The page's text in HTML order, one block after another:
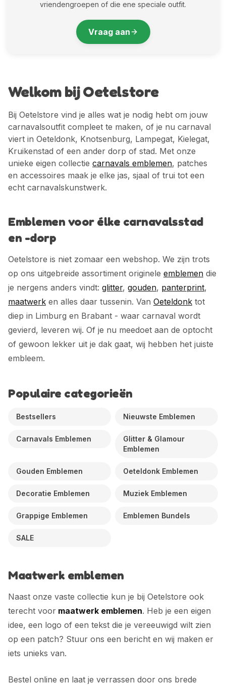
vriendengroepen of die ene speciale outfit.
Vraag aan
Welkom bij Oetelstore
Bij Oetelstore vind je alles wat je nodig hebt om jouw
carnavalsoutfit compleet te maken, of je nu carnaval
viert in Oeteldonk, Knotsenburg, Lampegat, Kielegat,
Kruikenstad of een ander dorp of stad. Met onze
unieke eigen collectie carnavals emblemen, patches
en accessoires maak je elke jas, sjaal of trui tot een
echt carnavalskunstwerk.
Emblemen voor élke carnavalsstad
en -dorp
Oetelstore is niet zomaar een webshop. We zijn trots
op ons uitgebreide assortiment originele emblemen die
je nergens anders vindt: glitter, gouden, panterprint,
maatwerk en alles daar tussenin. Van Oeteldonk tot
diep in Limburg en Brabant - waar carnaval wordt
gevierd, leveren wij. Of je nu meedoet aan de optocht
of gewoon lekker uit je dak gaat, wij hebben het juiste
embleem.
Populaire categorieën
Bestsellers Nieuwste Emblemen
Carnavals Emblemen
Glitter & Glamour
Emblemen
Gouden Emblemen Oeteldonk Emblemen
Decoratie Emblemen Muziek Emblemen
Grappige Emblemen Emblemen Bundels
SALE
Maatwerk emblemen
Naast onze vaste collectie kun je bij Oetelstore ook
terecht voor maatwerk emblemen. Heb je een eigen
idee, een logo of een tekst die je vereeuwigd wilt zien
op een patch? Stuur ons een bericht en wij maken er
iets unieks van.
Bestel online en laat je verrassen door ons brede